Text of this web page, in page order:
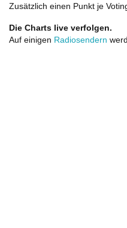
Zusätzlich einen Punkt je
Die Charts live verfolgen.
Auf einigen Radiosendern